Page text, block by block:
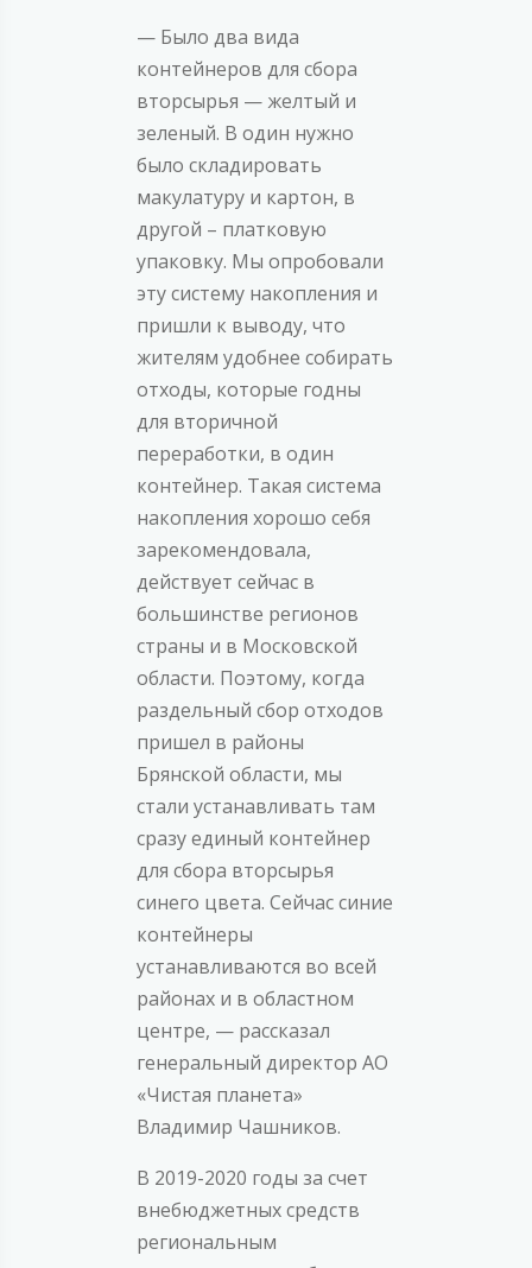
— Было два вида
контейнеров для сбора
вторсырья — желтый и
зеленый. В один нужно
было складировать
макулатуру и картон, в
другой – платковую
упаковку. Мы опробовали
эту систему накопления и
пришли к выводу, что
жителям удобнее собирать
отходы, которые годны
для вторичной
переработки, в один
контейнер. Такая система
накопления хорошо себя
зарекомендовала,
действует сейчас в
большинстве регионов
страны и в Московской
области. Поэтому, когда
раздельный сбор отходов
пришел в районы
Брянской области, мы
стали устанавливать там
сразу единый контейнер
для сбора вторсырья
синего цвета. Сейчас синие
контейнеры
устанавливаются во всей
районах и в областном
центре, — рассказал
генеральный директор АО
«Чистая планета»
Владимир Чашников.
В 2019-2020 годы за счет
внебюджетных средств
региональным